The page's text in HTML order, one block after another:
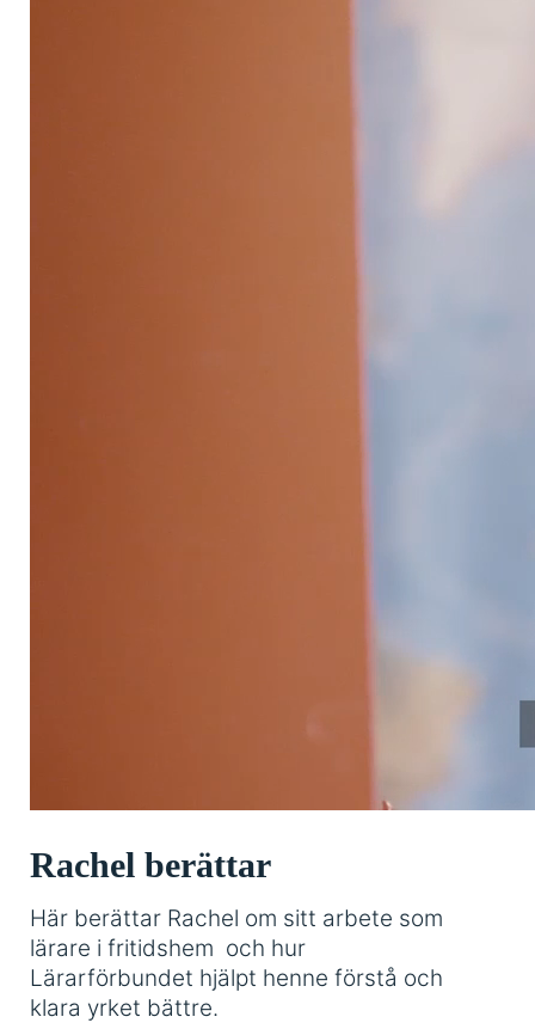
Rachel berättar
Här berättar Rachel om sitt arbete som
lärare i fritidshem och hur
Lärarförbundet hjälpt henne förstå och
klara yrket bättre.